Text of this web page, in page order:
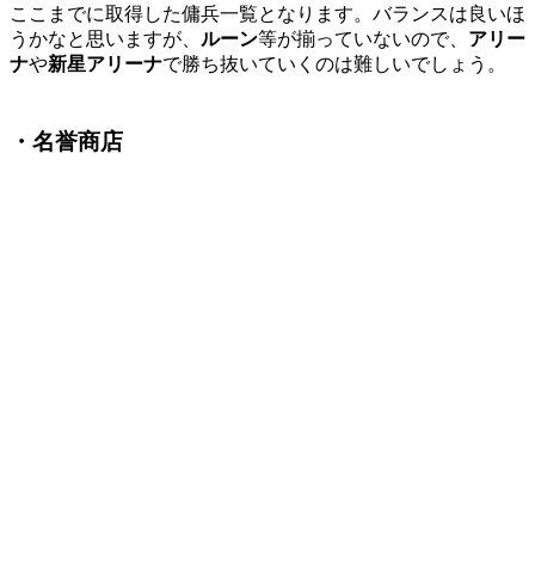
ここまでに取得した傭兵一覧となります。バランスは良いほ
うかなと思いますが、 ルーン等が揃っていないので、 アリー
ナや新星アリーナで勝ち抜いていくのは難しいでしょう。
・名誉商店